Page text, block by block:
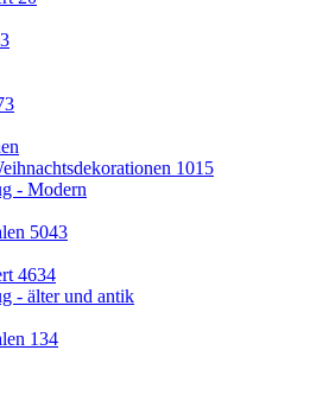
1015
- Modern
5043
4634
- älter und antik
134